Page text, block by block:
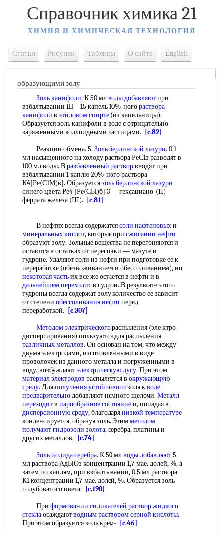
Справочник химика 21
ХИМИЯ И ХИМИЧЕСКАЯ ТЕХНОЛОГИЯ
Статьи Рисунки Таблицы О сайте English
образующими золу
Золь канифоли. К 50 млводы добавляютпри
взбалтывании Ш—15 капель 10%-ногораствора
канифоли в этиловом спирте (из капельницы).
Образуется золь канифоли в воде с отрицательно
заряженными коллоидными частицами.
[c.82]
Реакции обмена. 5. Золь берлинской лазури. 0,1
мл насыщенного на холоду раствора РеС1з разводят в
100 мл воды. Вразбавленный растворвводят при
взбалтывании 1 каплю 20%-ного раствора
К4[Ре(С1М)в]. Образуетсязоль берлинской лазури
синего цвета Ре4 [Ре(СЫ)б] 3 — гексациано-(II)
феррата железа (III).
[c.81]
В нефтях всегда содержатсясоли нафтеновыхи
минеральных кислот, которые при сжигании нефти
образуют золу. Зольные вещества не перегоняются и
остаются в остатках от перегонки — мазуте и
гудроне. Удаляют соли из нефти при подготовке ее к
переработке (обезвоживанием и обессоливанием), но
некоторая частьих все же остается в нефти и в
дальнейшем переходитв гудрон. В результате этого
гудроны всегда содержат золу количество ее зависит
от степени обессоливания нефти перед
переработкой.
[c.307]
Методом электрическогораспыления (эле ктро-
диспергирования) пользуются для распыления
различных металлов. Он основан иа том, что между
двумя электродами, изготовленными в виде
проволочек из данного металла и погруженными в
воду, возбуждаютэлектрическую дугу. При этом
материал электродов распыляется в окружающую
среду. Дляполучения устойчивогозоля кводе
предварительнодобавляют немного щелочи. Металл
переходитв парообразное состояниеи, попадая в
дисперсионную среду, благодарянизкой температуре
конденсируется, образуя золь. Этимметодом
получаютгидрозоли золота, серебра, платины и
других металлов.
[c.74]
Золь иодида серебра. К 50 млводы добавляют5
мл раствора АдЫОз концентрации 1,7 мае. долей, %, а
затем по каплям, при взбалтывании, 0,5 мл раствора
К1 концентрации 1,7 мае. долей, %. Образуется золь
голубоватого цвета.
[c.190]
При формовании силикагелей раствор жидкого
стеклаосаждаютводным раствором серной кислоты.
При этом образуется золь крем-
[c.46]